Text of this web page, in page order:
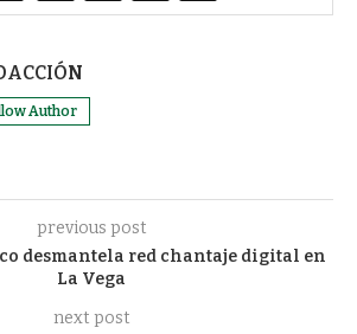
Author
previous post
desmantela red chantaje digital en
La Vega
next post